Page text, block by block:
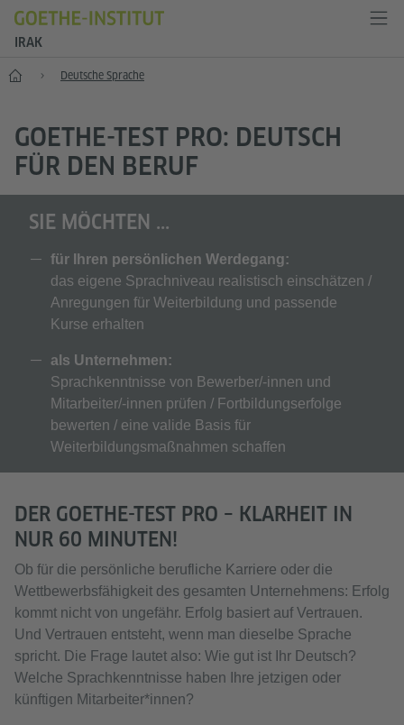
IRAK
Start Deutsche Sprache
GOETHE-TEST PRO: DEUTSCH
FÜR DEN BERUF
SIE MÖCHTEN ...
für Ihren persönlichen Werdegang:
das eigene Sprachniveau realistisch einschätzen /
Anregungen für Weiterbildung und passende
Kurse erhalten
als Unternehmen:
Sprachkenntnisse von Bewerber/-innen und
Mitarbeiter/-innen prüfen / Fortbildungserfolge
bewerten / eine valide Basis für
Weiterbildungsmaßnahmen schaffen
DER GOETHE-TEST PRO – KLARHEIT IN
NUR 60 MINUTEN!
Ob für die persönliche berufliche Karriere oder die
Wettbewerbsfähigkeit des gesamten Unternehmens: Erfolg
kommt nicht von ungefähr. Erfolg basiert auf Vertrauen.
Und Vertrauen entsteht, wenn man dieselbe Sprache
spricht. Die Frage lautet also: Wie gut ist Ihr Deutsch?
Welche Sprachkenntnisse haben Ihre jetzigen oder
künftigen Mitarbeiter*innen?